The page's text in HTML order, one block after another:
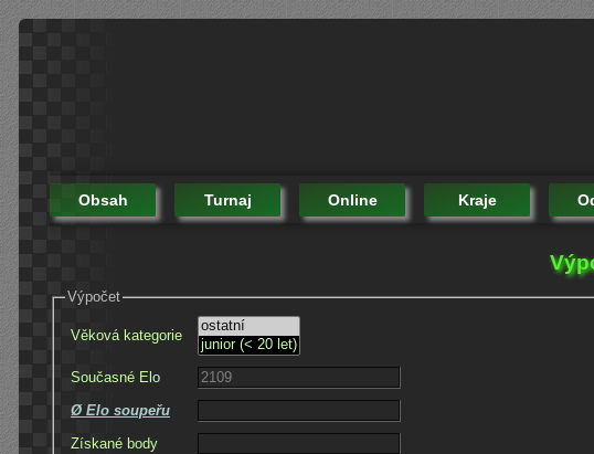
Obsah Turnaj Online Kraje
Výpočet
Věková kategorie
Současné Elo
Ø Elo soupeřu
Získané body